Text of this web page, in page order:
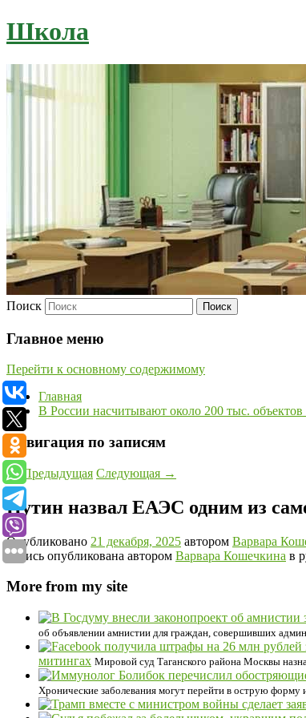
Школа
Поиск
Главное меню
Перейти к основному содержимому
Главная
В России насчитывают около 200 тыс. объектов
Навигация по записям
←Предыдущая Следующая →
Путин назвал ЕАЭС одним из
Опубликовано 21 декабря, 2025 автором Варвара
Запись опубликована автором Варвара Кошечкина в
More from my site
об объявлении амнистии для граждан, совершивших
митингах Мировой суд Таганского района Москвы
Хронические заболевания могут перейти в острую форму